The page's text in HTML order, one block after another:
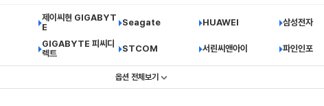
제이씨현 GIGABYT
E
Seagate HUAWEI 삼성전자
GIGABYTE 피씨디
렉트
STCOM 서린씨앤아이 파인인포
옵션 전체보기